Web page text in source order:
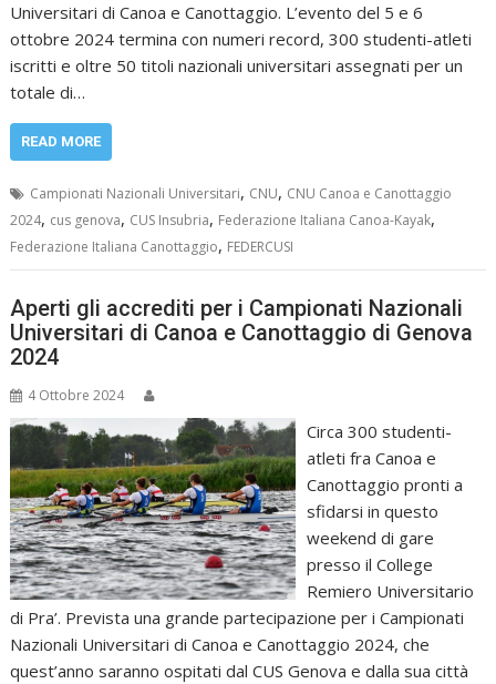
Universitari di Canoa e Canottaggio. L’evento del 5 e 6
ottobre 2024 termina con numeri record, 300 studenti-atleti
iscritti e oltre 50 titoli nazionali universitari assegnati per un
totale di…
READ MORE
Campionati Nazionali Universitari, CNU, CNU Canoa e Canottaggio
2024, cus genova, CUS Insubria, Federazione Italiana Canoa-Kayak,
Federazione Italiana Canottaggio, FEDERCUSI
Aperti gli accrediti per i Campionati Nazionali
Universitari di Canoa e Canottaggio di Genova
2024
4 Ottobre 2024
Circa 300 studenti-
atleti fra Canoa e
Canottaggio pronti a
sfidarsi in questo
weekend di gare
presso il College
Remiero Universitario
di Pra’. Prevista una grande partecipazione per i Campionati
Nazionali Universitari di Canoa e Canottaggio 2024, che
quest’anno saranno ospitati dal CUS Genova e dalla sua città